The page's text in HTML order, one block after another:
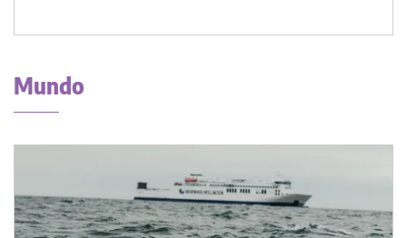
Mundo